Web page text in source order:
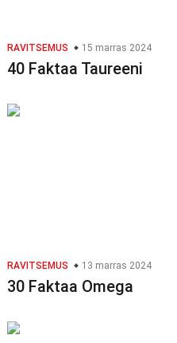
RAVITSEMUS 15 marras 2024
40 Faktaa Taureeni
RAVITSEMUS 13 marras 2024
30 Faktaa Omega